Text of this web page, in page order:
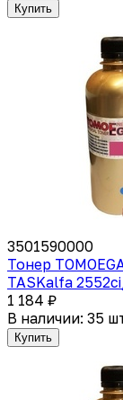
Купить
3501590000
Тонер
TASKalfa
1 184 ₽
В наличии: 35
Купить